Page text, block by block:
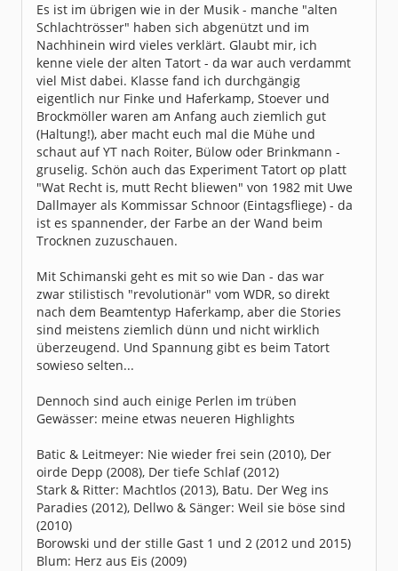
Es ist im übrigen wie in der Musik - manche "alten
Schlachtrösser" haben sich abgenützt und im
Nachhinein wird vieles verklärt. Glaubt mir, ich
kenne viele der alten Tatort - da war auch verdammt
viel Mist dabei. Klasse fand ich durchgängig
eigentlich nur Finke und Haferkamp, Stoever und
Brockmöller waren am Anfang auch ziemlich gut
(Haltung!), aber macht euch mal die Mühe und
schaut auf YT nach Roiter, Bülow oder Brinkmann -
gruselig. Schön auch das Experiment Tatort op platt
"Wat Recht is, mutt Recht bliewen" von 1982 mit Uwe
Dallmayer als Kommissar Schnoor (Eintagsfliege) - da
ist es spannender, der Farbe an der Wand beim
Trocknen zuzuschauen.
Mit Schimanski geht es mit so wie Dan - das war
zwar stilistisch "revolutionär" vom WDR, so direkt
nach dem Beamtentyp Haferkamp, aber die Stories
sind meistens ziemlich dünn und nicht wirklich
überzeugend. Und Spannung gibt es beim Tatort
sowieso selten...
Dennoch sind auch einige Perlen im trüben
Gewässer: meine etwas neueren Highlights
Batic & Leitmeyer: Nie wieder frei sein (2010), Der
oirde Depp (2008), Der tiefe Schlaf (2012)
Stark & Ritter: Machtlos (2013), Batu. Der Weg ins
Paradies (2012), Dellwo & Sänger: Weil sie böse sind
(2010)
Borowski und der stille Gast 1 und 2 (2012 und 2015)
Blum: Herz aus Eis (2009)